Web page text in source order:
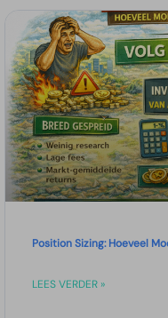
Position Sizing: Hoeveel
LEES VERDER »